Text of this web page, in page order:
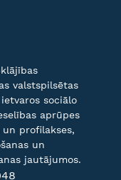
valstspilsētas
sociālo
aprūpes
un profilakses,
un
jautājumos.